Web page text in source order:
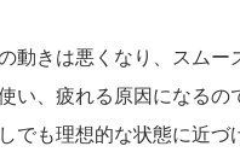
動きは悪くなり、スムー
い、疲れる原因になるの
でも理想的な状態に近